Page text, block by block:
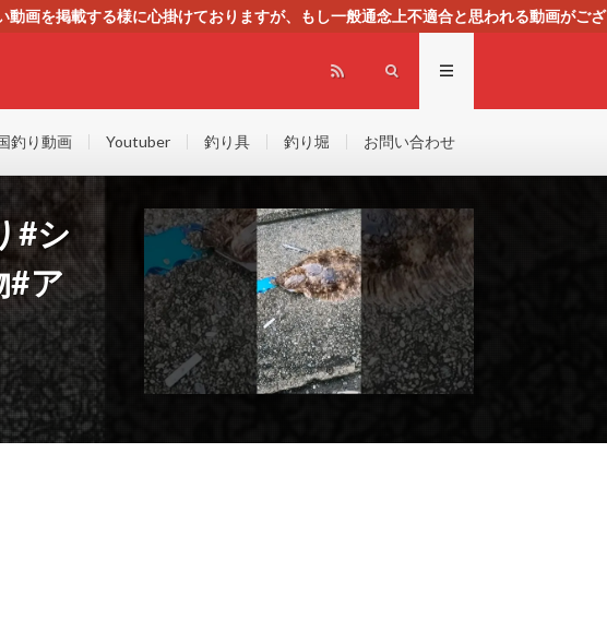
画を掲載する様に心掛けておりますが、もし一般通念上不適合と思われる動画がござ
釣り動画 Youtuber 釣り具 釣り堀 お問い合わせ
#シ
#ア